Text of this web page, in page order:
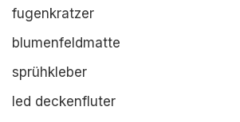
fugenkratzer
blumenfeldmatte
sprühkleber
led deckenfluter